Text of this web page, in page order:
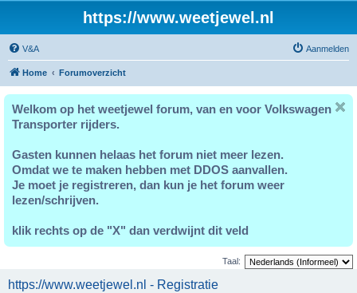
https://www.weetjewel.nl
V&A Aanmelden
Home Forumoverzicht
Welkom op het weetjewel forum, van en voor Volkswagen
Transporter rijders.
Gasten kunnen helaas het forum niet meer lezen.
Omdat we te maken hebben met DDOS aanvallen.
Je moet je registreren, dan kun je het forum weer
lezen/schrijven.
klik rechts op de "X" dan verdwijnt dit veld
Taal:
https://www.weetjewel.nl - Registratie